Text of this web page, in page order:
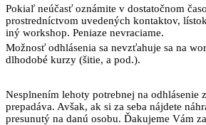
Pokiaľ neúčasť oznámite v dostatočnom
prostredníctvom uvedených kontaktov,
iný workshop. Peniaze nevraciame.
Možnosť odhlásenia sa nevzťahuje sa na
dlhodobé kurzy (šitie, a pod.).
Nesplnením lehoty potrebnej na odhlásenie
prepadáva. Avšak, ak si za seba nájdete
presunutý na danú osobu. Ďakujeme Vám